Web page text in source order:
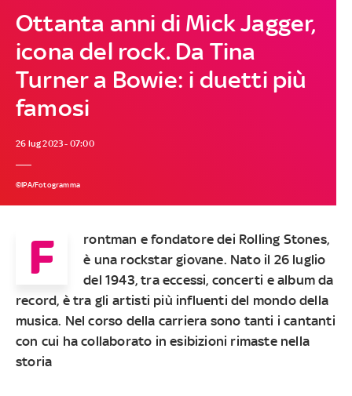
Ottanta anni di Mick Jagger,
icona del rock. Da Tina
Turner a Bowie: i duetti più
famosi
26 lug 2023 - 07:00
©IPA/Fotogramma
F
rontman e fondatore dei Rolling Stones,
è una rockstar giovane. Nato il 26 luglio
del 1943, tra eccessi, concerti e album da
record, è tra gli artisti più influenti del mondo della
musica. Nel corso della carriera sono tanti i cantanti
con cui ha collaborato in esibizioni rimaste nella
storia